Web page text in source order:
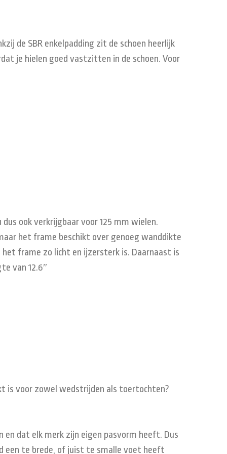
de SBR enkelpadding zit de schoen heerlijk
je hielen goed vastzitten in de schoen. Voor
ook verkrijgbaar voor 125 mm wielen.
het frame beschikt over genoeg wanddikte
frame zo licht en ijzersterk is. Daarnaast is
van 12.6″
is voor zowel wedstrijden als toertochten?
en dat elk merk zijn eigen pasvorm heeft. Dus
een te brede, of juist te smalle voet heeft